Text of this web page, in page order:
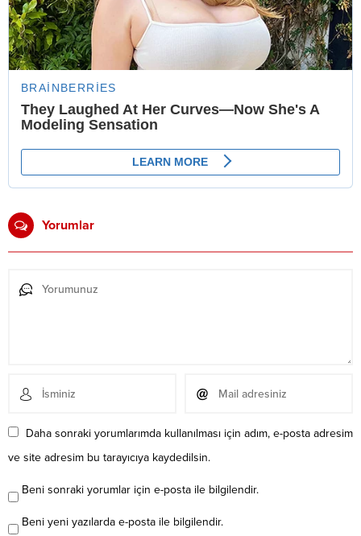
Yorumlar
Daha sonraki yorumlarımda kullanılması için adım, e-posta adresim
ve site adresim bu tarayıcıya kaydedilsin.
Beni sonraki yorumlar için e-posta ile bilgilendir.
Beni yeni yazılarda e-posta ile bilgilendir.